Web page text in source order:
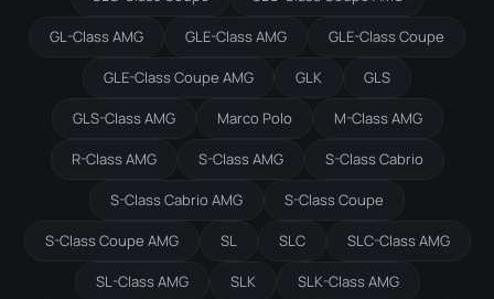
GL-Class AMG GLE-Class AMG GLE-Class Coupe
GLE-Class Coupe AMG GLK GLS
GLS-Class AMG Marco Polo M-Class AMG
R-Class AMG S-Class AMG S-Class Cabrio
S-Class Cabrio AMG S-Class Coupe
S-Class Coupe AMG SL SLC SLC-Class AMG
SL-Class AMG SLK SLK-Class AMG